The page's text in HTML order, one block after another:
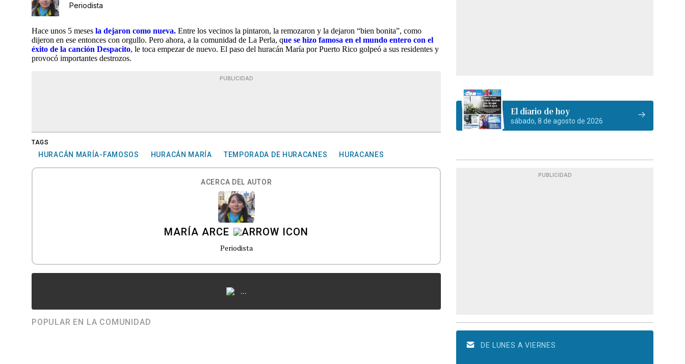
Periodista
Hace unos 5 meses la dejaron como nueva. Entre los vecinos la pintaron, la remozaron y la dejaron “bien bonita”, como
dijeron en ese entonces con orgullo. Pero ahora, a la comunidad de La Perla, que se hizo famosa en el mundo entero con el
éxito de la canción Despacito, le toca empezar de nuevo. El paso del huracán María por Puerto Rico golpeó a sus residentes y
provocó importantes destrozos.
PUBLICIDAD
TAGS
HURACÁN MARÍA-FAMOSOS HURACÁN MARÍA TEMPORADA DE HURACANES HURACANES
ACERCA DEL AUTOR
MARÍA ARCE
Periodista
...
POPULAR EN LA COMUNIDAD
El diario de hoy
sábado, 8 de agosto de 2026
PUBLICIDAD
DE LUNES A VIERNES